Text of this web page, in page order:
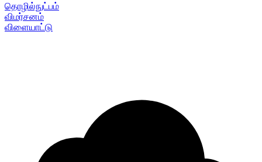
தொழில்நுட்பம்
விமர்சனம்
விளையாட்டு